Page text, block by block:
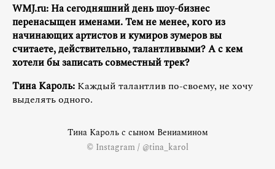
WMJ.ru: На сегодняшний день шоу-бизнес
перенасыщен именами. Тем не менее, кого из
начинающих артистов и кумиров зумеров вы
считаете, действительно, талантливыми? А с кем
хотели бы записать совместный трек?
Тина Кароль: Каждый талантлив по-своему, не хочу
выделять одного.
Тина Кароль с сыном Вениамином
© Instagram / @tina_karol